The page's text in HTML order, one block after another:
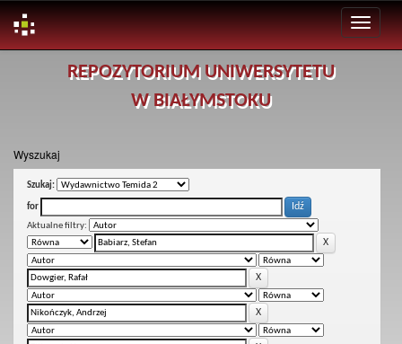
REPOZYTORIUM UNIWERSYTETU
W BIAŁYMSTOKU
Wyszukaj
Szukaj:
for
Aktualne filtry: